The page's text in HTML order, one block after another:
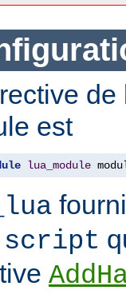
est
lua_module